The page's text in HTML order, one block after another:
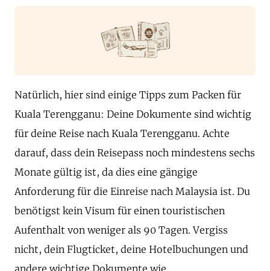
Natürlich, hier sind einige Tipps zum Packen für
Kuala Terengganu: Deine Dokumente sind wichtig
für deine Reise nach Kuala Terengganu. Achte
darauf, dass dein Reisepass noch mindestens sechs
Monate gültig ist, da dies eine gängige
Anforderung für die Einreise nach Malaysia ist. Du
benötigst kein Visum für einen touristischen
Aufenthalt von weniger als 90 Tagen. Vergiss
nicht, dein Flugticket, deine Hotelbuchungen und
andere wichtige Dokumente wie